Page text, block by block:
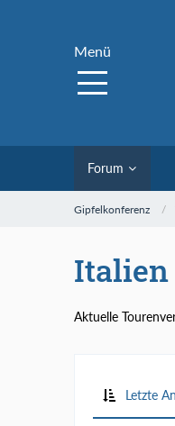
Menü
Forum
Gipfelkonferenz
Italien
Aktuelle
Letzte